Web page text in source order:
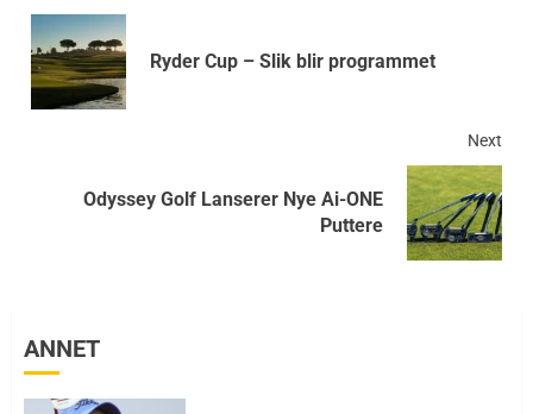
Ryder Cup – Slik blir programmet
Next
Odyssey Golf Lanserer Nye Ai-ONE
Puttere
ANNET